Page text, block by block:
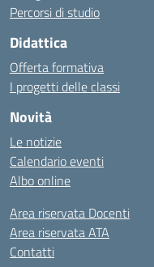
Percorsi di studio
Didattica
Offerta formativa
I progetti delle classi
Novità
Le notizie
Calendario eventi
Albo online
Area riservata Docenti
Area riservata ATA
Contatti